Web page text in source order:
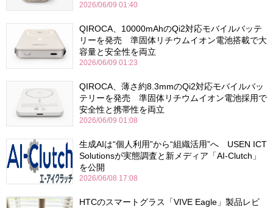
2026/06/09 01:40
QIROCA、10000mAhのQi2対応モバイルバッテ
リーを発売 準固体リチウムイオン電池搭載で大
容量と安全性を両立
2026/06/09 01:23
QIROCA、薄さ約8.3mmのQi2対応モバイルバッ
テリーを発売 準固体リチウムイオン電池採用で
安全性と携帯性を両立
2026/06/09 01:08
生成AIは“個人利用”から“組織活用”へ USEN ICT
Solutionsが実態調査と新メディア「AI-Clutch」
を公開
2026/06/08 17:08
HTCのスマートグラス「VIVE Eagle」製品レビ